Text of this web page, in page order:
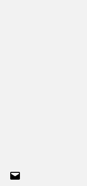
Instagram